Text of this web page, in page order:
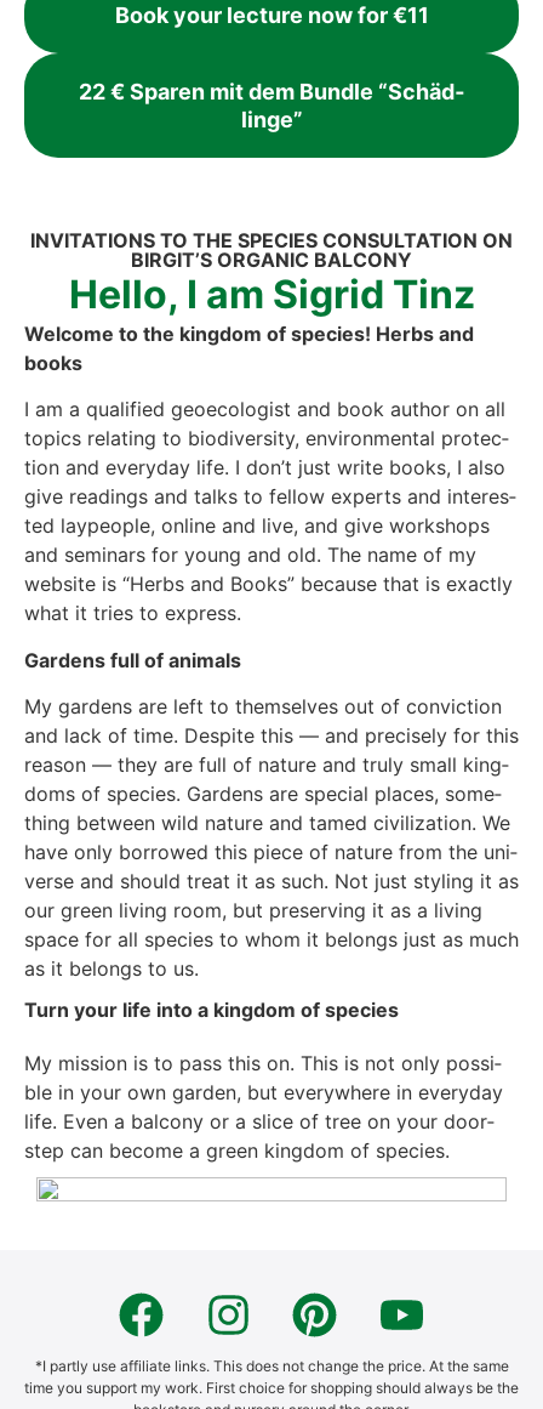
Book your lec­tu­re now for €11
22 € Spa­ren mit dem Bund­le “Schäd­
lin­ge”
INVI­TA­TI­ONS TO THE SPE­CI­ES CON­SUL­TA­TI­ON ON
BIRGIT’S ORGA­NIC BAL­C­O­NY
Hel­lo, I am Sig­rid Tinz
Wel­co­me to the king­dom of spe­ci­es! Herbs and
books
I am a qua­li­fied geoe­co­lo­gist and book aut­hor on all
topics rela­ting to bio­di­ver­si­ty, envi­ron­men­tal pro­tec­
tion and ever­y­day life. I don’t just wri­te books, I also
give rea­dings and talks to fel­low experts and inte­res­
ted lay­peo­p­le, online and live, and give work­shops
and semi­nars for young and old. The name of my
web­site is “Herbs and Books” becau­se that is exact­ly
what it tri­es to express.
Gar­dens full of ani­mals
My gar­dens are left to them­sel­ves out of con­vic­tion
and lack of time. Despi­te this — and pre­cis­e­ly for this
reason — they are full of natu­re and tru­ly small king­
doms of spe­ci­es. Gar­dens are spe­cial places, some­
thing bet­ween wild natu­re and tamed civi­liza­ti­on. We
have only bor­ro­wed this pie­ce of natu­re from the uni­
ver­se and should tre­at it as such. Not just sty­ling it as
our green living room, but pre­ser­ving it as a living
space for all spe­ci­es to whom it belongs just as much
as it belongs to us.
Turn your life into a king­dom of spe­ci­es
My mis­si­on is to pass this on. This is not only pos­si­
ble in your own gar­den, but ever­y­whe­re in ever­y­day
life. Even a bal­c­o­ny or a sli­ce of tree on your door­
step can beco­me a green king­dom of spe­ci­es.
*I part­ly use affi­lia­te links. This does not chan­ge the pri­ce. At the same
time you sup­port my work. First choice for shop­ping should always be the